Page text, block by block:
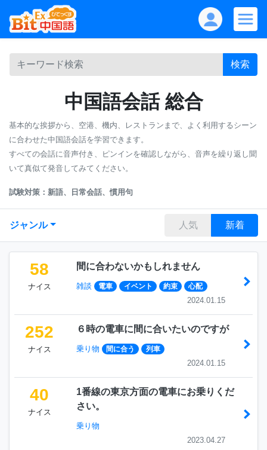
検索
中国語会話 総合
基本的な挨拶から、空港、機内、レストランまで、よく利用するシーン
に合わせた中国語会話を学習できます。
すべての会話に音声付き、ピンインを確認しながら、音声を繰り返し聞
いて真似て発音してみてください。
試験対策：新語、日常会話、慣用句
ジャンル 人気 新着
58
ナイス
間に合わないかもしれません
雑談 電車 イベント 約束 心配
2024.01.15
252
ナイス
６時の電車に間に合いたいのですが
乗り物 間に合う 列車
2024.01.15
40
ナイス
1番線の東京方面の電車にお乗りくだ
さい。
乗り物
2023.04.27